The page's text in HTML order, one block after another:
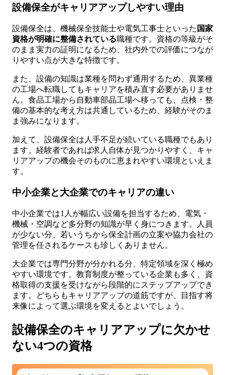
設備保全がキャリアアップしやすい理由
設備保全は、機械保全技能士や電気工事士といった 国家
資格が明確に整備されている職種です。資格の等級がそ
のまま実力の証明になるため、社内外での評価につなが
りやすい点が大きな特徴です。
また、設備の知識は業種を問わず通用するため、異業種
の工場へ転職してもキャリアを積み直す必要がありませ
ん。食品工場から自動車部品工場へ移っても、点検・整
備の基本的な考え方は共通しているため、経験がそのま
ま強みになります。
加えて、設備保全は人手不足が続いている職種でもあり
ます。経験者であれば求人自体が見つかりやすく、キャ
リアアップの機会そのものに恵まれやすい環境といえま
す。
中小企業と大企業でのキャリアの違い
中小企業では1人が幅広い設備を担当するため、電気・
機械・空調など多分野の知識が早く身につきます。人員
が少ない分、若いうちから保全計画の立案や協力会社の
管理を任されるケースも珍しくありません。
大企業では専門分野が分かれる分、特定領域を深く極め
やすい環境です。教育制度が整っている企業も多く、資
格取得の支援を受けながら段階的にステップアップでき
ます。どちらもキャリアアップの道筋ですが、目指す将
来像によって選ぶ環境を変えるとよいでしょう。
設備保全のキャリアアップに欠かせ
ない4つの資格